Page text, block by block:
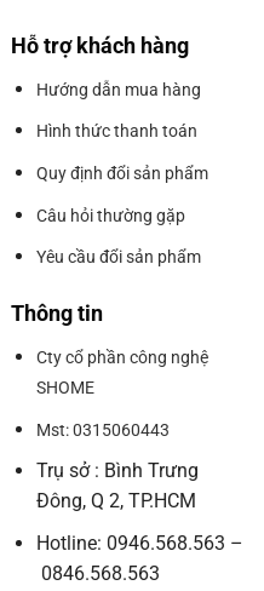
Hỗ trợ khách hàng
Hướng dẫn mua hàng
Hình thức thanh toán
Quy định đổi sản phẩm
Câu hỏi thường gặp
Yêu cầu đổi sản phẩm
Thông tin
Cty cổ phần công nghệ
SHOME
Mst: 0315060443
Trụ sở : Bình Trưng
Đông, Q 2, TP.HCM
Hotline: 0946.568.563 –
0846.568.563